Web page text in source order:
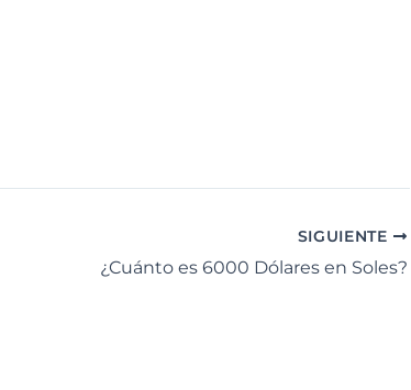
SIGUIENTE
¿Cuánto es 6000 Dólares en Soles?